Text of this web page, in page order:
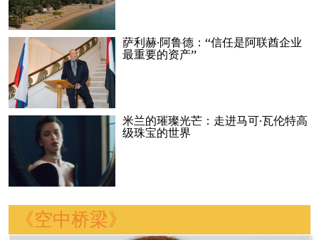
萨利赫·阿鲁德：“信任是阿联酋企业
最重要的资产”
米兰的璀璨光芒：走进马可·瓦伦特高
级珠宝的世界
《空中桥梁》